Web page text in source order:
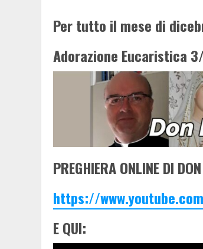
Per tutto il mese di
Adorazione Eucaristica
PREGHIERA ONLINE DI
https://
E QUI: